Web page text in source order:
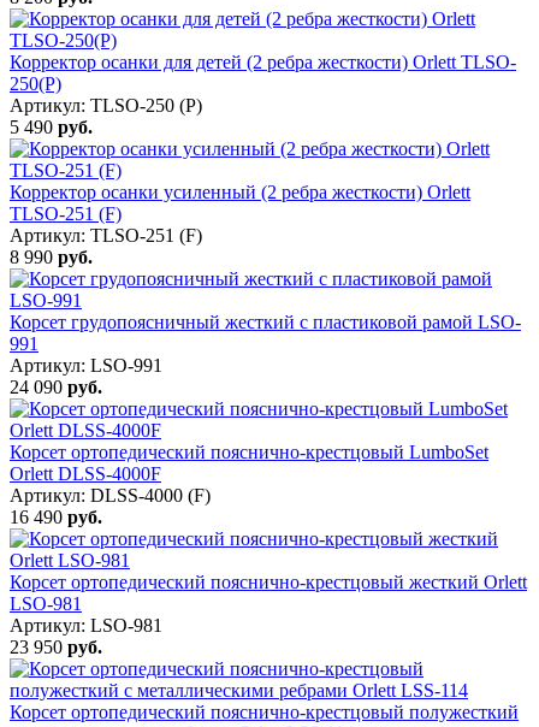
Корректор осанки для детей (2 ребра жесткости) Orlett TLSO-
250(P)
Артикул: TLSO-250 (P)
5 490 руб.
Корректор осанки усиленный (2 ребра жесткости) Orlett
TLSO-251 (F)
Артикул: TLSO-251 (F)
8 990 руб.
Корсет грудопоясничный жесткий с пластиковой рамой LSO-
991
Артикул: LSO-991
24 090 руб.
Корсет ортопедический пояснично-крестцовый LumboSet
Orlett DLSS-4000F
Артикул: DLSS-4000 (F)
16 490 руб.
Корсет ортопедический пояснично-крестцовый жесткий Orlett
LSO-981
Артикул: LSO-981
23 950 руб.
Корсет ортопедический пояснично-крестцовый полужесткий